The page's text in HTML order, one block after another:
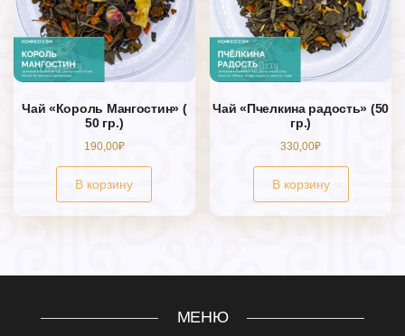
Чай «Король Мангостин» (
50 гр.)
190,00₽
В корзину
Чай «Пчелкина радость» (50
гр.)
330,00₽
В корзину
МЕНЮ